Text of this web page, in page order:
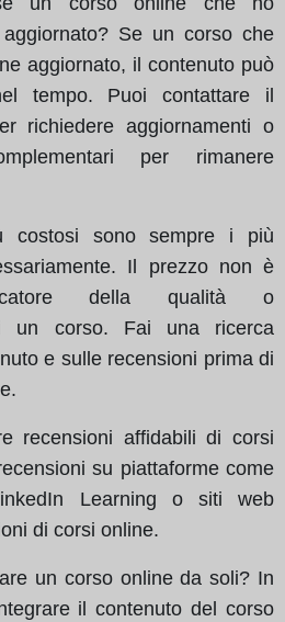
Se un corso che
aggiornato, il contenuto può
tempo. Puoi contattare il
richiedere aggiornamenti o
per rimanere
sono sempre i più
Il prezzo non è
della qualità o
un corso. Fai una ricerca
e sulle recensioni prima di
recensioni affidabili di corsi
su piattaforme come
Learning o siti web
di corsi online.
un corso online da soli? In
il contenuto del corso